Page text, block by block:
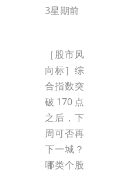
3星期前
［股市风
向标］综
合指数突
破170点
之后，下
周可否再
下一城？
哪类个股